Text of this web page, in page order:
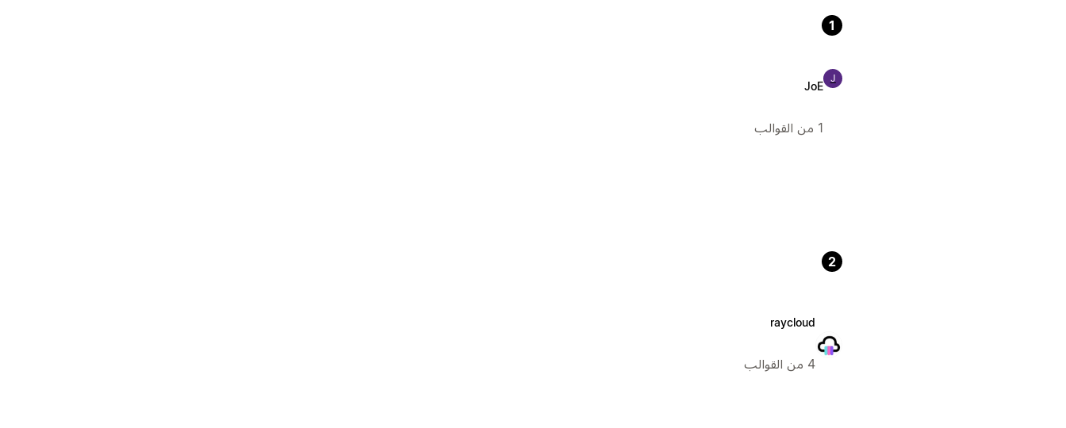
1
J
JoE
1 من القوالب
2
raycloud
4 من القوالب